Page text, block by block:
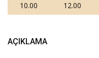
10.00
12.00
AÇIKLAMA